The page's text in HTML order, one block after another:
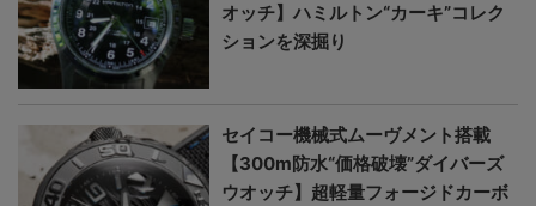
オッチ】ハミルトン“カーキ”コレク
ションを深掘り
セイコー機械式ムーヴメント搭載
【300m防水“価格破壊”ダイバーズ
ウオッチ】超軽量フォージドカーボ